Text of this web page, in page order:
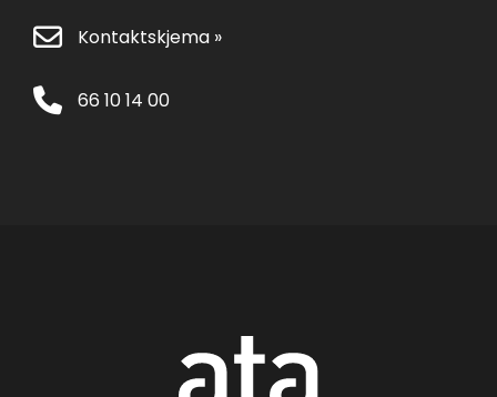
Kontaktskjema »
66 10 14 00